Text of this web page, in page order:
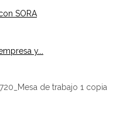
SORA
y...